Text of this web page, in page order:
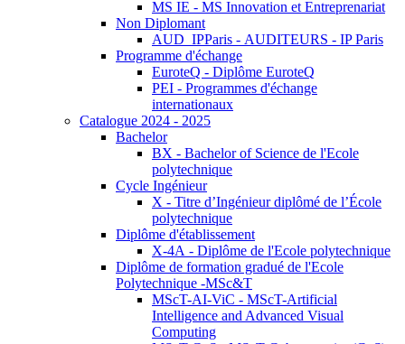
MS IE - MS Innovation et Entreprenariat
Non Diplomant
AUD_IPParis - AUDITEURS - IP Paris
Programme d'échange
EuroteQ - Diplôme EuroteQ
PEI - Programmes d'échange
internationaux
Catalogue 2024 - 2025
Bachelor
BX - Bachelor of Science de l'Ecole
polytechnique
Cycle Ingénieur
X - Titre d’Ingénieur diplômé de l’École
polytechnique
Diplôme d'établissement
X-4A - Diplôme de l'Ecole polytechnique
Diplôme de formation gradué de l'Ecole
Polytechnique -MSc&T
MScT-AI-ViC - MScT-Artificial
Intelligence and Advanced Visual
Computing